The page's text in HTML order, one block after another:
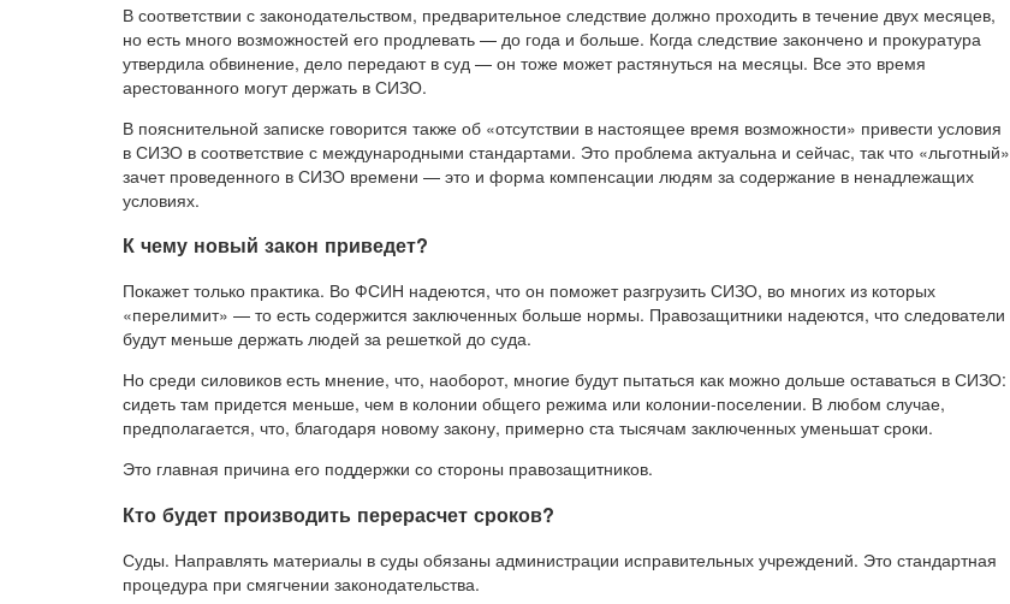
В соответствии с законодательством, предварительное следствие должно проходить в течение двух месяцев,
но есть много возможностей его продлевать — до года и больше. Когда следствие закончено и прокуратура
утвердила обвинение, дело передают в суд — он тоже может растянуться на месяцы. Все это время
арестованного могут держать в СИЗО.
В пояснительной записке говорится также об «отсутствии в настоящее время возможности» привести условия
в СИЗО в соответствие с международными стандартами. Это проблема актуальна и сейчас, так что «льготный»
зачет проведенного в СИЗО времени — это и форма компенсации людям за содержание в ненадлежащих
условиях.
К чему новый закон приведет?
Покажет только практика. Во ФСИН надеются, что он поможет разгрузить СИЗО, во многих из которых
«перелимит» — то есть содержится заключенных больше нормы. Правозащитники надеются, что следователи
будут меньше держать людей за решеткой до суда.
Но среди силовиков есть мнение, что, наоборот, многие будут пытаться как можно дольше оставаться в СИЗО:
сидеть там придется меньше, чем в колонии общего режима или колонии-поселении. В любом случае,
предполагается, что, благодаря новому закону, примерно ста тысячам заключенных уменьшат сроки.
Это главная причина его поддержки со стороны правозащитников.
Кто будет производить перерасчет сроков?
Суды. Направлять материалы в суды обязаны администрации исправительных учреждений. Это стандартная
процедура при смягчении законодательства.